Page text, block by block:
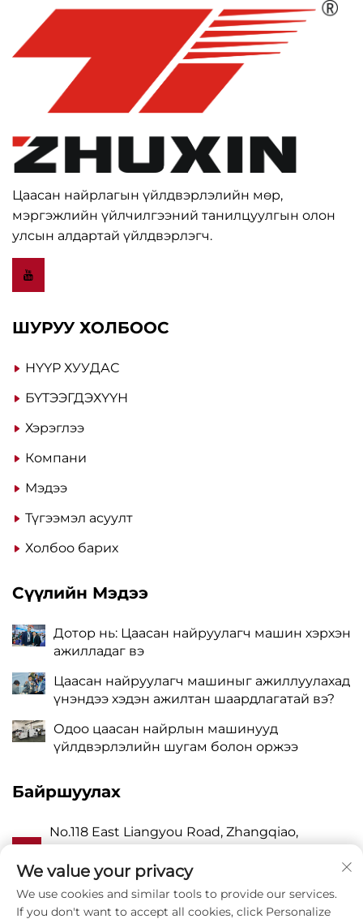
Цаасан найрлагын үйлдвэрлэлийн мөр,
мэргэжлийн үйлчилгээний танилцуулгын олон
улсын алдартай үйлдвэрлэгч.
ШУРУУ ХОЛБООС
НҮҮР ХУУДАС
БҮТЭЭГДЭХҮҮН
Хэрэглээ
Компани
Мэдээ
Түгээмэл асуулт
Холбоо барих
Сүүлийн Мэдээ
Дотор нь: Цаасан найруулагч машин хэрхэн
ажилладаг вэ
Цаасан найруулагч машиныг ажиллуулахад
үнэндээ хэдэн ажилтан шаардлагатай вэ?
Одоо цаасан найрлын машинууд
үйлдвэрлэлийн шугам болон оржээ
Байршуулах
А
No.118 East Liangyou Road, Zhangqiao,
Wanquan Town, Pingyang, Wenzhou City,
Zhejiang P.R. China 325409
P 8615988795434
We value your privacy
We use cookies and similar tools to provide our services.
If you don't want to accept all cookies, click Personalize